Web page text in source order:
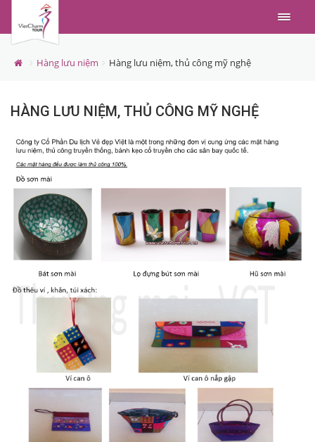
Menu
Hàng lưu niệm Hàng lưu niệm, thủ công mỹ nghệ
HÀNG LƯU NIỆM, THỦ CÔNG MỸ NGHỆ